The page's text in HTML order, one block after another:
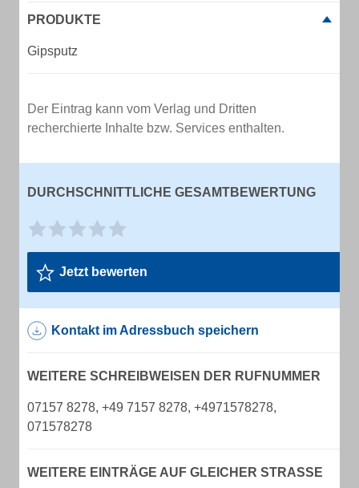
PRODUKTE
Gipsputz
Der Eintrag kann vom Verlag und Dritten
recherchierte Inhalte bzw. Services enthalten.
DURCHSCHNITTLICHE GESAMTBEWERTUNG
Jetzt bewerten
Kontakt im Adressbuch speichern
WEITERE SCHREIBWEISEN DER RUFNUMMER
07157 8278, +49 7157 8278, +4971578278,
071578278
WEITERE EINTRÄGE AUF GLEICHER STRASSE